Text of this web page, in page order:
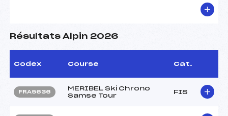
Résultats Alpin 2026
Codex Course Cat.
FRA5636
MERIBEL Ski Chrono
Samse Tour
FIS